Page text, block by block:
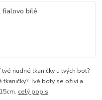
nudné tkaničky u tvých bot?
Tvé boty se oživí a
celý popis